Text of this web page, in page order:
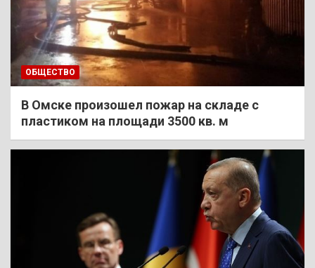
ОБЩЕСТВО
В Омске произошел пожар на складе с
пластиком на площади 3500 кв. м